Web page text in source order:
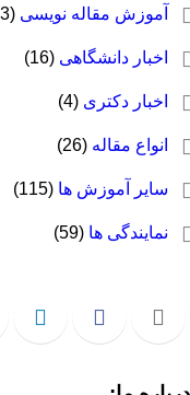
آموزش مقاله نویسی (13)
اخبار دانشگاهی (16)
اخبار دکتری(4)
انواع مقاله(26)
سایر آموزش ها(115)
نمایندگی ها(59)